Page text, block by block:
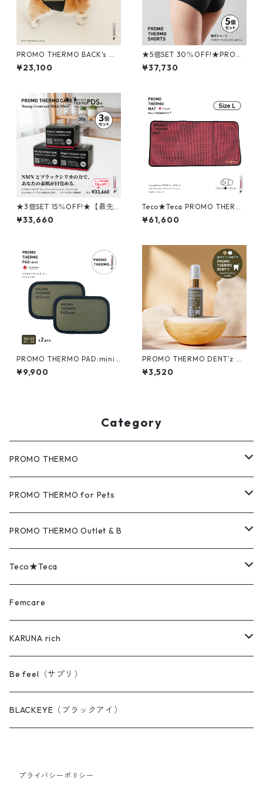
PROMO THERMO BACK's プ
ロモサーモバックス ブラック
シリカ for ペット M
¥23,100
★5個SET 30％OFF!★PROM
O THERMO SHORTS ピップエ
レキバン 磁気ショーツ
¥37,730
★3個SET 15％OFF!★【最先
端技術が導く、押し返すよう
な弾力肌へ】PROMO THERM
¥33,660
Teco★Teca PROMO THERM
O MAT テコ★テカ プロモサー
モマット ブラックシリカ＋テ
¥61,600
PROMO THERMO PAD:mini
プロモサーモパッドミニ ブラ
ックシリカ 10×15サイズ 2枚入
¥9,900
PROMO THERMO DENT'z プ
ロモサーモデンツ for ペット
30mL
¥3,520
Category
PROMO THERMO
MAT（マット）
COVER（カバー）
PAD（パッド）
EYE's（アイズ）
FEET's（フィーツ）
AQUA（アクア）
PILLOW（ピロー）
SHORTS（ショーツ）
PROMO THERMO for Pets
MAT（マット）
COVER（カバー）
PAD（パッド）
BACK's（バックス）
DENT'z（デンツ）
AQUA（アクア）
PROMO THERMO Outlet & B
Outlet（アウトレット品）
B（難あり品）
Teco★Teca
MAT（マット）
COVER（カバー）
BACK's（バックス）
PAD（パッド）
SLING（スリング）
Femcare
KARUNA rich
KARUNA rich ヘアケア
MAX クイックワン（毛染め）
Be feel（サプリ）
BLACKEYE（ブラックアイ）
プライバシーポリシー